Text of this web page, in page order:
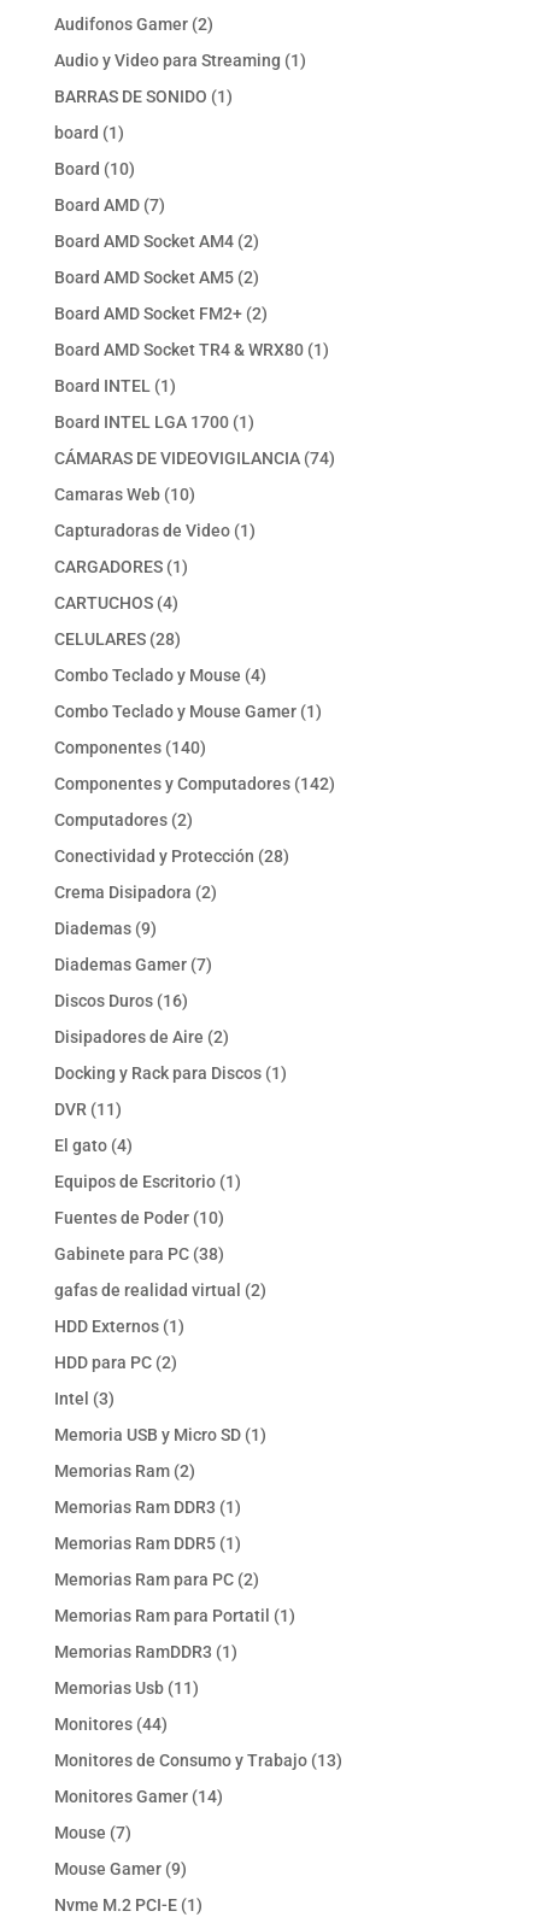
productos
Audifonos Gamer 22
productos
Audio y Video para Streaming 11
BARRAS DE SONIDO 11
board 11
producto
Board 1010
productos
Board AMD 77
productos
Board AMD Socket AM4 22
productos
Board AMD Socket AM5 22
productos
Board AMD Socket FM2+ 22
productos
Board AMD Socket TR4 & WRX80 11
Board INTEL 11
producto
Board INTEL LGA 1700 11
producto
CÁMARAS DE VIDEOVIGILANCIA 7474
Camaras Web 1010
productos
Capturadoras de Video 11
CARGADORES 11
CARTUCHOS 44
productos
CELULARES 2828
productos
Combo Teclado y Mouse 44
productos
Combo Teclado y Mouse Gamer 11
Componentes 140140
productos
Componentes y Computadores 142142
Computadores 22
productos
Conectividad y Protección 2828
Crema Disipadora 22
Diademas 99
productos
Diademas Gamer 77
Discos Duros 1616
productos
Disipadores de Aire 22
productos
Docking y Rack para Discos 11
DVR 1111
productos
El gato 44
productos
Equipos de Escritorio 11
Fuentes de Poder 1010
productos
Gabinete para PC 3838
productos
gafas de realidad virtual 22
HDD Externos 11
HDD para PC 22
Intel 33
productos
Memoria USB y Micro SD 11
Memorias Ram 22
productos
Memorias Ram DDR3 11
producto
Memorias Ram DDR5 11
producto
Memorias Ram para PC 22
productos
Memorias Ram para Portatil 11
Memorias RamDDR3 11
Memorias Usb 1111
Monitores 4444
productos
Monitores de Consumo y Trabajo 1313
Monitores Gamer 1414
Mouse 77
productos
Mouse Gamer 99
productos
Nvme M.2 PCI-E 11